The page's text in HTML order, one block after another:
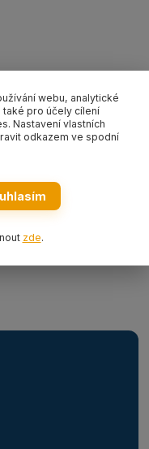
mm/délka L dle
60°). Provedení dle
webu, analytické
také pro účely cílení
Nastavení vlastních
odkazem ve spodní
zde.